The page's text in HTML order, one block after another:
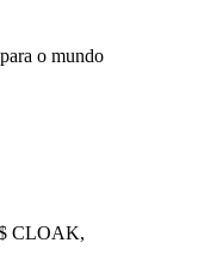
o mundo
$ CLOAK,